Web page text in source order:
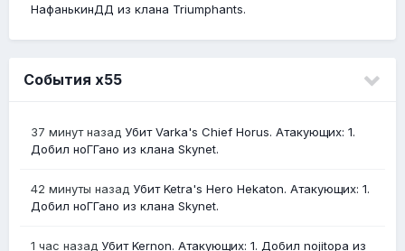
НафанькинДД из клана Triumphants.
События х55
37 минут назад Убит Varka's Chief Horus. Атакующих: 1.
Добил ноГГано из клана Skynet.
42 минуты назад Убит Ketra's Hero Hekaton. Атакующих: 1.
Добил ноГГано из клана Skynet.
1 час назад Убит Kernon. Атакующих: 1. Добил nojitopa из